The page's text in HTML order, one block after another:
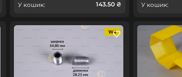
У кошик: 143.50 ₴ У кошик: